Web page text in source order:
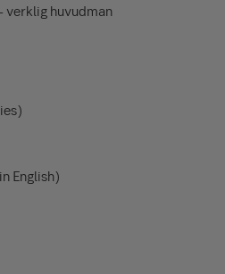
huvudman
English)